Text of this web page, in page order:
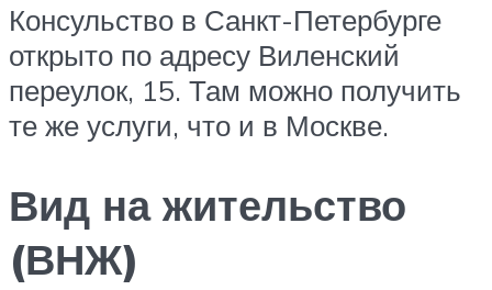
Консульство в Санкт-Петербурге
открыто по адресу Виленский
переулок, 15. Там можно получить
те же услуги, что и в Москве.
Вид на жительство
(ВНЖ)